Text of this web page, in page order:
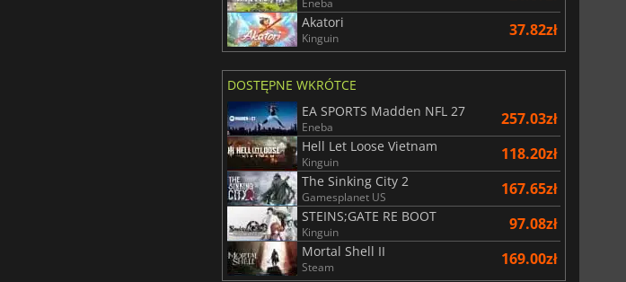
Akatori
Kinguin 37.82zł
DOSTĘPNE WKRÓTCE
EA SPORTS Madden NFL 27
Eneba 257.03zł
Hell Let Loose Vietnam
Kinguin 118.20zł
The Sinking City 2
Gamesplanet US 167.65zł
STEINS;GATE RE BOOT
Kinguin 97.08zł
Mortal Shell II
Steam 169.00zł